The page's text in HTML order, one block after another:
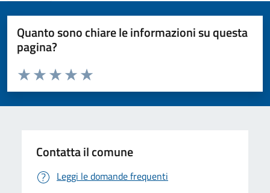
Quanto sono chiare le informazioni su questa
pagina?
Valuta da 1 a 5 stelle la pagina
Valuta 5 stelle su 5
Valuta 4 stelle su 5
Valuta 3 stelle su 5
Valuta 2 stelle su 5
Valuta 1 stelle su 5
Contatta il comune
Leggi le domande frequenti